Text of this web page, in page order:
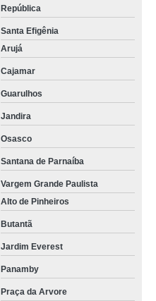
República
Santa Efigênia
Arujá
Cajamar
Guarulhos
Jandira
Osasco
Santana de Parnaíba
Vargem Grande Paulista
Alto de Pinheiros
Butantã
Jardim Everest
Panamby
Praça da Arvore